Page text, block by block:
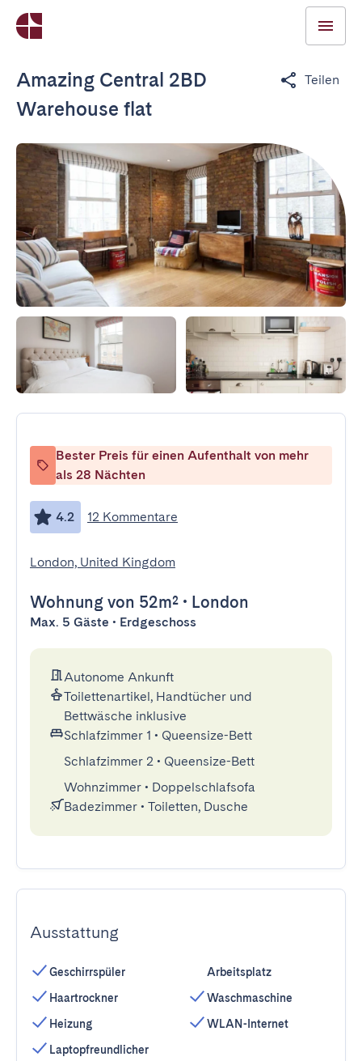
Amazing Central 2BD
Warehouse flat
Teilen
Bester Preis für einen Aufenthalt von mehr
als 28 Nächten
4.2 12 Kommentare
London, United Kingdom
Wohnung von 52m² • London
Max. 5 Gäste • Erdgeschoss
Autonome Ankunft
Toilettenartikel, Handtücher und
Bettwäsche inklusive
Schlafzimmer 1 • Queensize-Bett
Schlafzimmer 2 • Queensize-Bett
Wohnzimmer • Doppelschlafsofa
Badezimmer • Toiletten, Dusche
Ausstattung
Geschirrspüler
Haartrockner
Heizung
Laptopfreundlicher
Arbeitsplatz
Waschmaschine
WLAN-Internet